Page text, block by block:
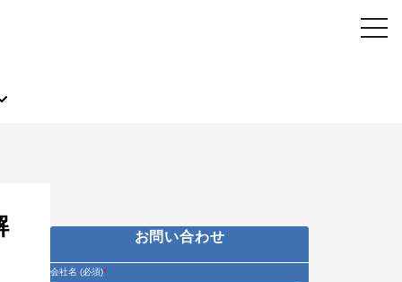
お問い合わせ